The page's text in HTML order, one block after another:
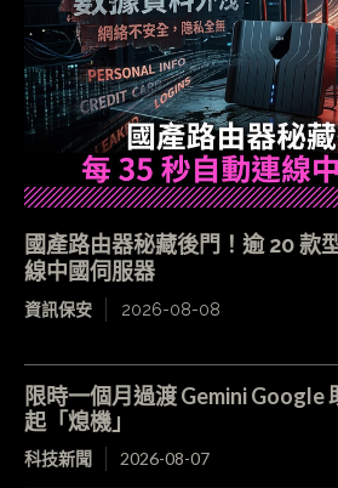
國產路由器秘藏後門！逾 20 款
線中國伺服器
資訊保安 2026-08-08
限時一個月過渡 Gemini Google
起「熄機」
科技新聞 2026-08-07